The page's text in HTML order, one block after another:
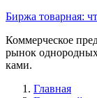
Биржа товарная:
Коммерческое
рынок
ками.
Главная